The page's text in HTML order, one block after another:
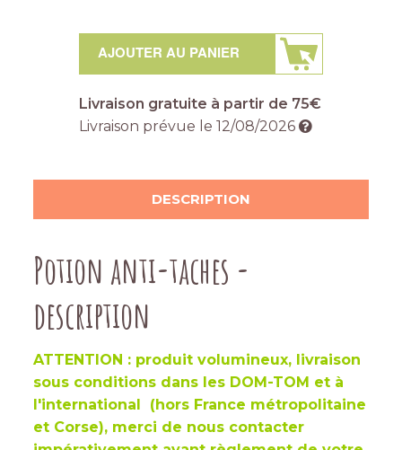
AJOUTER AU PANIER
Livraison gratuite à partir de 75€
Livraison prévue le 12/08/2026
DESCRIPTION
Potion anti-taches -
description
ATTENTION : produit volumineux, livraison
sous conditions dans les DOM-TOM et à
l'international (hors France métropolitaine
et Corse), merci de nous contacter